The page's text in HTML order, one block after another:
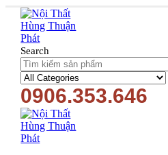
Search
0906.353.646